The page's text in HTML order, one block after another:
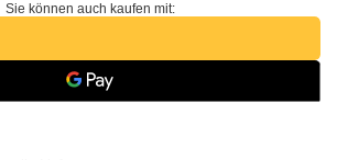
Sie können auch kaufen mit: